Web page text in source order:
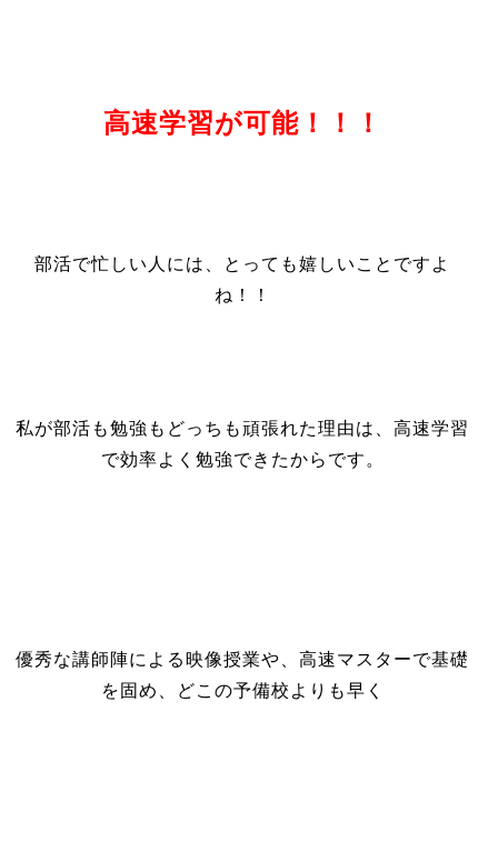
高速学習が可能！！！
部活で忙しい人には、とっても嬉しいことですよ
ね！！
私が部活も勉強もどっちも頑張れた理由は、高速学習
で効率よく勉強できたからです。
優秀な講師陣による映像授業や、高速マスターで基礎
を固め、どこの予備校よりも早く